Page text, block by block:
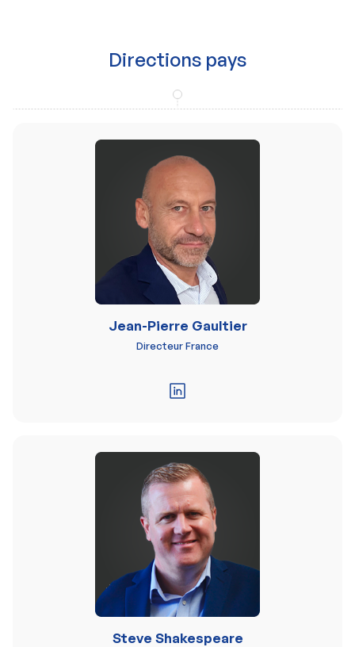
Directions pays
Jean-Pierre Gaultier
Directeur France
Steve Shakespeare